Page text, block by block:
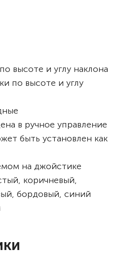
высоте и углу наклона
по высоте и углу
в ручное управление
быть установлен как
на джойстике
коричневый,
бордовый, синий